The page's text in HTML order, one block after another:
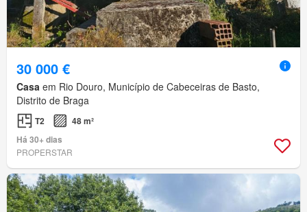
30 000 €
Casa em Rio Douro, Município de Cabeceiras de Basto,
Distrito de Braga
T2
48 m²
Há 30+ dias
PROPERSTAR